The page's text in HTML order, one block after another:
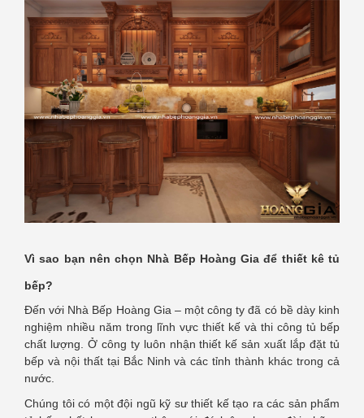
Vì sao bạn nên chọn Nhà Bếp Hoàng Gia để thiết kê tủ
bếp?
Đến với Nhà Bếp Hoàng Gia – một công ty đã có bề dày kinh
nghiệm nhiều năm trong lĩnh vực thiết kế và thi công tủ bếp
chất lượng. Ở công ty luôn nhận thiết kế sản xuất lắp đặt tủ
bếp và nội thất tại Bắc Ninh và các tỉnh thành khác trong cả
nước.
Chúng tôi có một đội ngũ kỹ sư thiết kế tạo ra các sản phẩm